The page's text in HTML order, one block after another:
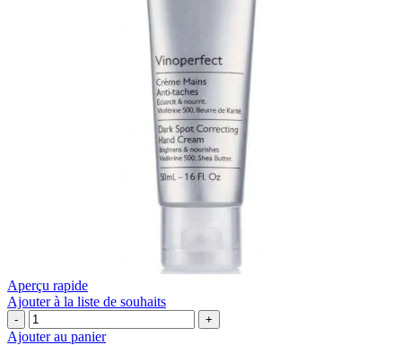
Aperçu rapide
Ajouter à la liste de souhaits
quantité
de
Ajouter au panier